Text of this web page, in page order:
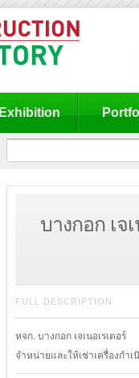
Exhibition
บางกอก เจ
FULL DESCRIPTION
หจก. บางกอก เจเนอเรเตอร์
จำหน่ายและให้เช่าเครื่องกำ